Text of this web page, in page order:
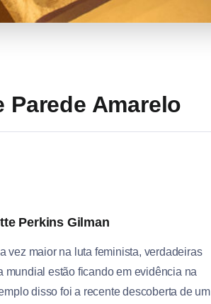
Parede Amarelo
Perkins Gilman
vez maior na luta feminista, verdadeiras
mundial estão ficando em evidência na
disso foi a recente descoberta de um